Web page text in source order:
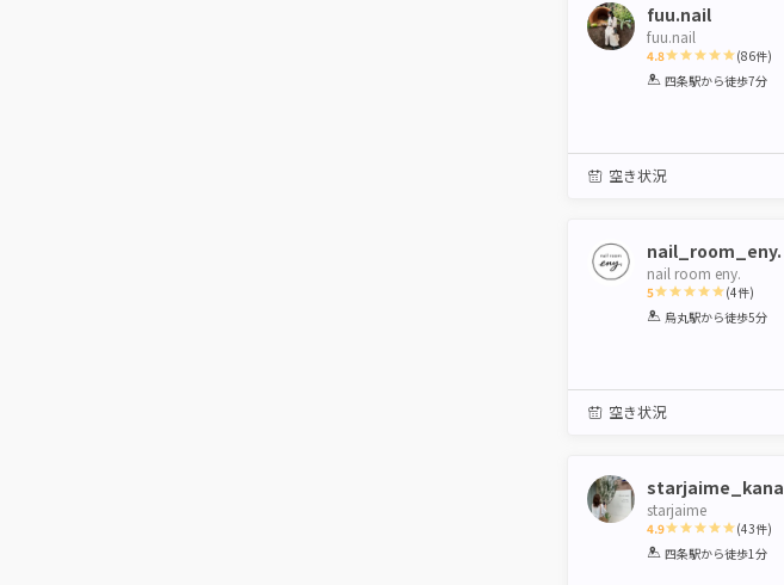
fuu.nail
fuu.nail
4.8
1 2 3 4 5
(86件)
四条駅から徒歩7分
空き状況
nail_room_eny.
nail room eny.
5
1 2 3 4 5
(4件)
烏丸駅から徒歩5分
空き状況
starjaime_kana
starjaime
4.9
1 2 3 4 5
(43件)
四条駅から徒歩1分